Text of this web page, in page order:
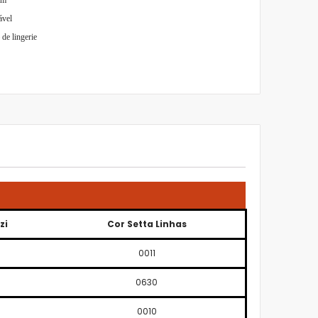
lingerie
Cor Setta Linhas
0011
0630
0010